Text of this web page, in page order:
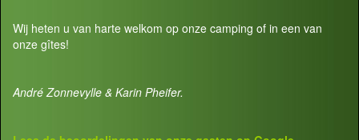
Wij heten u van harte welkom op onze camping of in een van
onze gîtes!
André Zonnevylle & Karin Pheifer.